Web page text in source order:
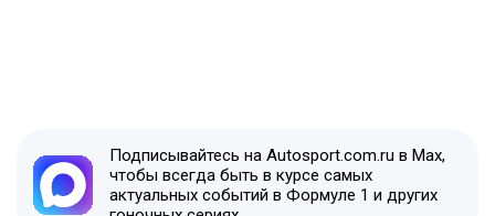
Подписывайтесь на Autosport.com.ru в Max,
чтобы всегда быть в курсе самых
актуальных событий в Формуле 1 и других